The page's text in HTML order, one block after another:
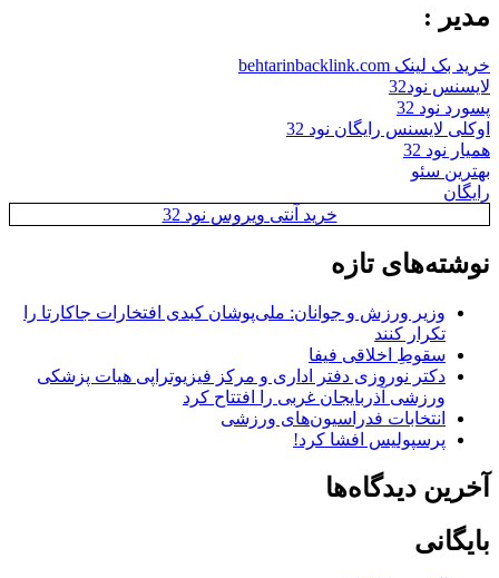
مدیر :
خرید بک لینک behtarinbacklink.com
لایسنس نود32
پسورد نود 32
اوکلی لایسنس رایگان نود 32
همیار نود 32
بهترین سئو
رایگان
خرید آنتی ویروس نود 32
نوشته‌های تازه
وزیر ورزش و جوانان: ملی‌پوشان کبدی افتخارات جاکارتا را
تکرار کنند
سقوطِ اخلاقی فیفا
دکتر نوروزی دفتر اداری و مرکز فیزیوتراپی هیات پزشکی
ورزشی آذربایجان غربی را افتتاح کرد
انتخابات فدراسیون‌های ورزشی
پرسپولیس افشا کرد!
آخرین دیدگاه‌ها
بایگانی